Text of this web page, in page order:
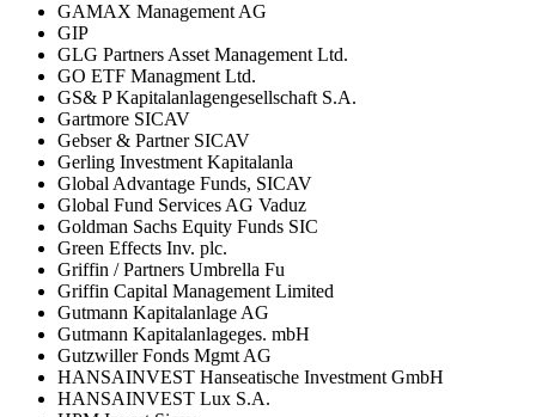
GAMAX Management AG
GIP
GLG Partners Asset Management Ltd.
GO ETF Managment Ltd.
GS& P Kapitalanlagengesellschaft S.A.
Gartmore SICAV
Gebser & Partner SICAV
Gerling Investment Kapitalanla
Global Advantage Funds, SICAV
Global Fund Services AG Vaduz
Goldman Sachs Equity Funds SIC
Green Effects Inv. plc.
Griffin / Partners Umbrella Fu
Griffin Capital Management Limited
Gutmann Kapitalanlage AG
Gutmann Kapitalanlageges. mbH
Gutzwiller Fonds Mgmt AG
HANSAINVEST Hanseatische Investment GmbH
HANSAINVEST Lux S.A.